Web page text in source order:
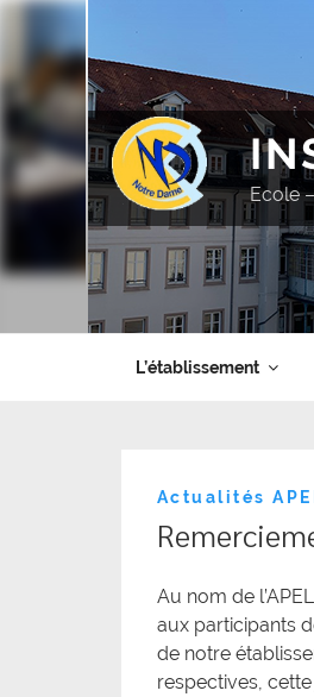
Aller
contenu
principal
Ecole
L’établissement
Actualités
Au nom de
aux participants
de notre
respectives,